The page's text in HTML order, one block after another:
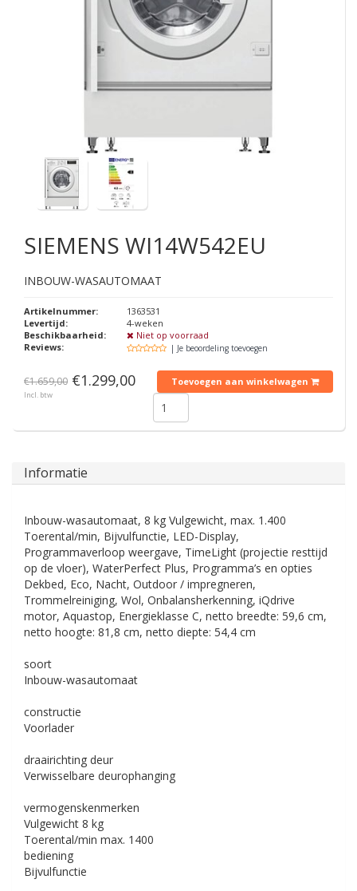
SIEMENS WI14W542EU
INBOUW-WASAUTOMAAT
Artikelnummer:
1363531
Levertijd:
4-weken
Beschikbaarheid:
Niet op voorraad
Reviews:
| Je beoordeling toevoegen
€1.659,00 €1.299,00
Incl. btw
Toevoegen aan winkelwagen
Informatie
Inbouw-wasautomaat, 8 kg Vulgewicht, max. 1.400
Toerental/min, Bijvulfunctie, LED-Display,
Programmaverloop weergave, TimeLight (projectie resttijd
op de vloer), WaterPerfect Plus, Programma’s en opties
Dekbed, Eco, Nacht, Outdoor / impregneren,
Trommelreiniging, Wol, Onbalansherkenning, iQdrive
motor, Aquastop, Energieklasse C, netto breedte: 59,6 cm,
netto hoogte: 81,8 cm, netto diepte: 54,4 cm
soort
Inbouw-wasautomaat
constructie
Voorlader
draairichting deur
Verwisselbare deurophanging
vermogenskenmerken
Vulgewicht 8 kg
Toerental/min max. 1400
bediening
Bijvulfunctie